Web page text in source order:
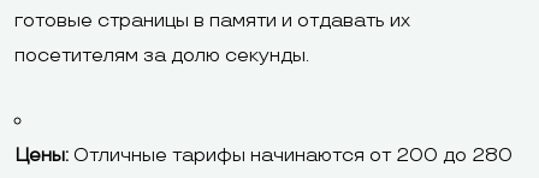
готовые страницы в памяти и отдавать их
посетителям за долю секунды.
Цены: Отличные тарифы начинаются от 200 до 280